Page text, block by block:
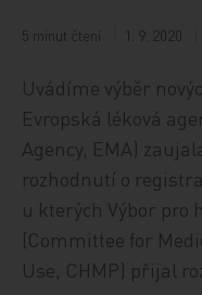
5 minut čtení 1. 9. 2020
Uvádíme výběr
Evropská léková
Agency, EMA)
rozhodnutí o
u kterých Výbor pro
(Committee for
Use, CHMP) přijal